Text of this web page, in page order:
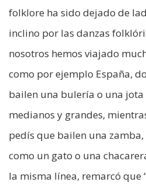
folklore ha sido dejado de
inclino por las danzas
nosotros hemos viajado
como por ejemplo España,
bailen una bulería o una jota
medianos y grandes,
pedís que bailen una
como un gato o una
la misma línea, remarcó que